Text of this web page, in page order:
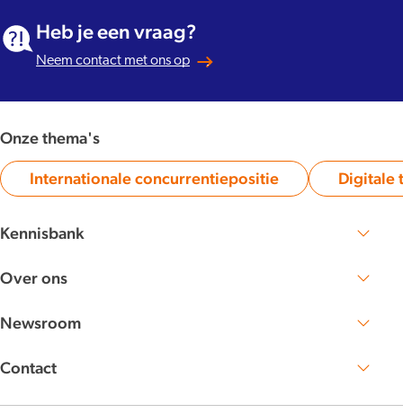
Heb je een vraag?
Neem contact met ons op
Onze thema's
Category:
Internationale concurrentiepositie Digitale
Kennisbank
Over ons
Werken bij
Newsroom
Persberichten
Contact